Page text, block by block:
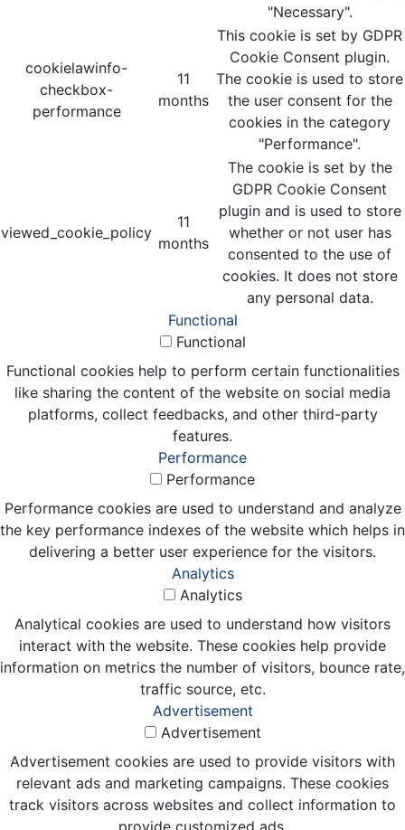
"Necessary".
cookielawinfo-
checkbox-
performance
11
months
This cookie is set by GDPR
Cookie Consent plugin.
The cookie is used to store
the user consent for the
cookies in the category
"Performance".
viewed_cookie_policy
11
months
The cookie is set by the
GDPR Cookie Consent
plugin and is used to store
whether or not user has
consented to the use of
cookies. It does not store
any personal data.
Functional
Functional
Functional cookies help to perform certain functionalities
like sharing the content of the website on social media
platforms, collect feedbacks, and other third-party
features.
Performance
Performance
Performance cookies are used to understand and analyze
the key performance indexes of the website which helps in
delivering a better user experience for the visitors.
Analytics
Analytics
Analytical cookies are used to understand how visitors
interact with the website. These cookies help provide
information on metrics the number of visitors, bounce rate,
traffic source, etc.
Advertisement
Advertisement
Advertisement cookies are used to provide visitors with
relevant ads and marketing campaigns. These cookies
track visitors across websites and collect information to
provide customized ads.